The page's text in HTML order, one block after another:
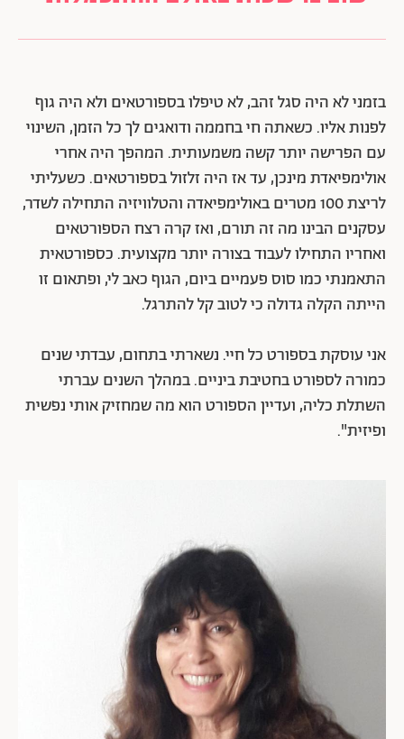
בזמני לא היה סגל זהב, לא טיפלו בספורטאים ולא היה גוף
לפנות אליו. כשאתה חי בחממה ודואגים לך כל הזמן, השינוי
עם הפרישה יותר קשה משמעותית. המהפך היה אחרי
אולימפיאדת מינכן, עד אז היה זלזול בספורטאים. כשעליתי
לריצת 100 מטרים באולימפיאדה והטלוויזיה התחילה לשדר,
עסקנים הבינו מה זה תורם, ואז קרה רצח הספורטאים
ואחריו התחילו לעבוד בצורה יותר מקצועית. כספורטאית
התאמנתי כמו סוס פעמיים ביום, הגוף כאב לי, ופתאום זו
הייתה הקלה גדולה כי לטוב קל להתרגל.
אני עוסקת בספורט כל חיי. נשארתי בתחום, עבדתי שנים
כמורה לספורט בחטיבת ביניים. במהלך השנים עברתי
השתלת כליה, ועדיין הספורט הוא מה שמחזיק אותי נפשית
ופיזית".